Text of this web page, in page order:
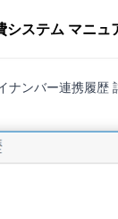
システム マニュ
ナンバー連携履歴